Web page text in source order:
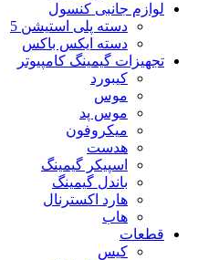
لوازم جانبی کنسول
دسته پلی استیشن 5
دسته ایکس باکس
تجهیزات گیمینگ کامپیوتر
کیبورد
موس
موس پد
میکروفون
هدست
اسپیکر گیمینگ
باندل گیمینگ
هارد اکسترنال
هاب
قطعات
کیس